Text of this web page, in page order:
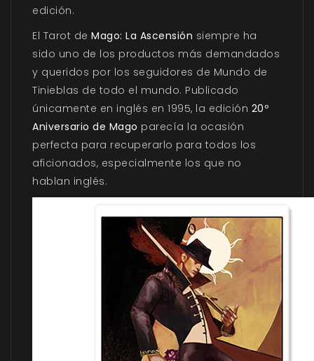
edición.
El Tarot de Mago: La Ascensión siempre ha
sido uno de los productos más demandados
y queridos por los seguidores de Mundo de
Tinieblas de todo el mundo. Publicado
únicamente en inglés en 1995, la edición 20º
Aniversario de Mago parecía la ocasión
perfecta para recuperarlo para todos los
aficionados, especialmente los que no
hablan inglés.